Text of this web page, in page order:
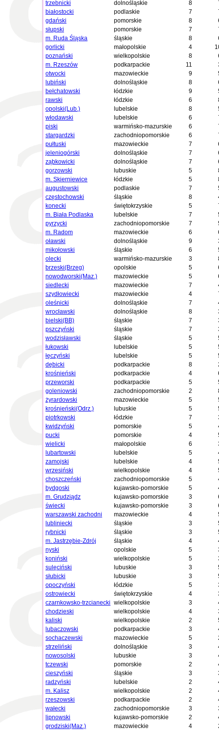
trzebnicki dolnośląskie 8
białostocki
podlaskie 7
gdański
pomorskie 8
słupski
pomorskie 7
m. Ruda Śląska
śląskie 8
gorlicki
małopolskie 4
poznański
wielkopolskie 8
m. Rzeszów
podkarpackie 11
otwocki
mazowieckie 9
lubiński
dolnośląskie 8
bełchatowski
łódzkie 9
rawski
łódzkie 6
opolski(Lub.)
lubelskie 8
włodawski
lubelskie 6
piski
warmińsko-mazurskie 6
stargardzki
zachodniopomorskie 6
pułtuski
mazowieckie 7
jeleniogórski
dolnośląskie 7
ząbkowicki
dolnośląskie 7
gorzowski
lubuskie 5
m. Skierniewice
łódzkie 5
augustowski
podlaskie 7
częstochowski
śląskie 8
konecki
świętokrzyskie 5
m. Biała Podlaska
lubelskie 7
pyrzycki
zachodniopomorskie 7
m. Radom
mazowieckie 6
oławski
dolnośląskie 9
mikołowski
śląskie 6
olecki
warmińsko-mazurskie 3
brzeski(Brzeg)
opolskie 5
nowodworski(Maz.)
mazowieckie 5
siedlecki
mazowieckie 7
szydłowiecki
mazowieckie 4
oleśnicki
dolnośląskie 7
wrocławski
dolnośląskie 8
bielski(BB)
śląskie 7
pszczyński
śląskie 7
wodzisławski
śląskie 5
łukowski
lubelskie 5
łęczyński
lubelskie 5
dębicki
podkarpackie 8
krośnieński
podkarpackie 4
przeworski
podkarpackie 5
goleniowski
zachodniopomorskie 2
żyrardowski
mazowieckie 5
krośnieński(Odrz.)
lubuskie 5
piotrkowski
łódzkie 7
kwidzyński
pomorskie 5
pucki
pomorskie 4
wielicki
małopolskie 6
lubartowski
lubelskie 5
zamojski
lubelskie 4
wrzesiński
wielkopolskie 4
choszczeński
zachodniopomorskie 5
bydgoski
kujawsko-pomorskie 5
m. Grudziądz
kujawsko-pomorskie 3
świecki
kujawsko-pomorskie 3
warszawski zachodni
mazowieckie 4
lubliniecki
śląskie 3
rybnicki
śląskie 3
m. Jastrzębie-Zdrój
śląskie 4
nyski
opolskie 5
koniński
wielkopolskie 5
sulęciński
lubuskie 3
słubicki
lubuskie 3
opoczyński
łódzkie 5
ostrowiecki
świętokrzyskie 4
czarnkowsko-trzcianecki wielkopolskie 3
chodzieski
wielkopolskie 4
kaliski
wielkopolskie 2
lubaczowski
podkarpackie 3
sochaczewski
mazowieckie 5
strzeliński
dolnośląskie 3
nowosolski
lubuskie 3
tczewski
pomorskie 2
cieszyński
śląskie 3
radzyński
lubelskie 2
m. Kalisz
wielkopolskie 2
rzeszowski
podkarpackie 2
wałecki
zachodniopomorskie 3
lipnowski
kujawsko-pomorskie 2
grodziski(Maz.)
mazowieckie 4